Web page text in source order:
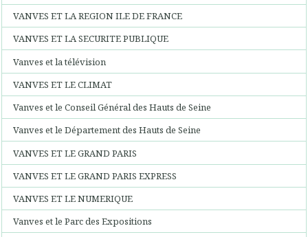
VANVES ET LA REGION ILE DE FRANCE
VANVES ET LA SECURITE PUBLIQUE
Vanves et la télévision
VANVES ET LE CLIMAT
Vanves et le Conseil Général des Hauts de Seine
Vanves et le Département des Hauts de Seine
VANVES ET LE GRAND PARIS
VANVES ET LE GRAND PARIS EXPRESS
VANVES ET LE NUMERIQUE
Vanves et le Parc des Expositions